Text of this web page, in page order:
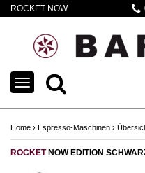
ROCKET NOW
TOGGLE
NAVIGATION
Home › Espresso-Maschinen ›
ROCKETNOW EDITION